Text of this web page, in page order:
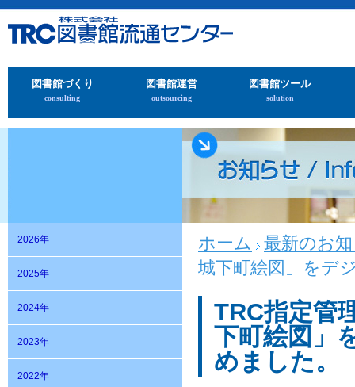
図書館づくり
consulting
図書館運営
outsourcing
図書館ツール
solution
2026年
2025年
2024年
2023年
2022年
ホーム
最新のお
城下町絵図」をデ
TRC指定管
下町絵図」
めました。